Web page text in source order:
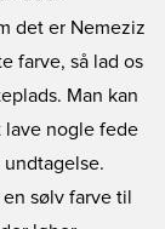
det er Nemeziz
farve, så lad os
Man kan
lave nogle fede
undtagelse.
sølv farve til